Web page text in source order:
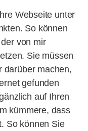
Webseite unter
So können
von mir
Sie müssen
darüber machen,
gefunden
auf Ihren
kümmere, dass
So können Sie